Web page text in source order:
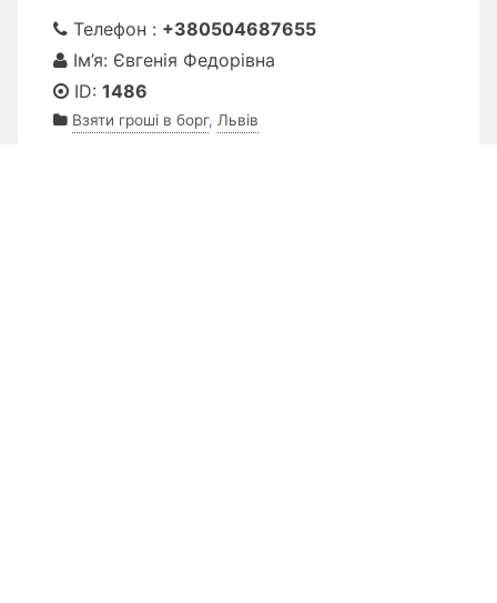
Телефон : +380504687655
Ім’я: Євгенія Федорівна
ID: 1486
Взяти гроші в борг, Львів